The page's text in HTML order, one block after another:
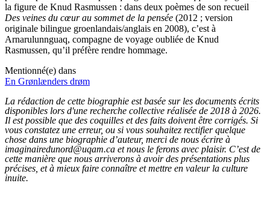
la figure de Knud Rasmussen : dans deux poèmes de son recueil
Des veines du cœur au sommet de la pensée (2012 ; version
originale bilingue groenlandais/anglais en 2008), c’est à
Arnarulunnguaq, compagne de voyage oubliée de Knud
Rasmussen, qu’il préfère rendre hommage.
Mentionné(e) dans
En Grønlænders drøm
La rédaction de cette biographie est basée sur les documents écrits
disponibles lors d'une recherche collective réalisée de 2018 à 2026.
Il est possible que des coquilles et des faits doivent être corrigés. Si
vous constatez une erreur, ou si vous souhaitez rectifier quelque
chose dans une biographie d’auteur, merci de nous écrire à
imaginairedunord@uqam.ca et nous le ferons avec plaisir. C’est de
cette manière que nous arriverons à avoir des présentations plus
précises, et à mieux faire connaître et mettre en valeur la culture
inuite.